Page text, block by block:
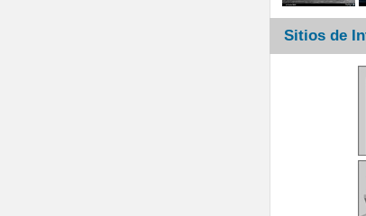
Sitios de